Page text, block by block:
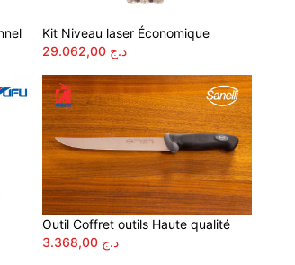
Kit Niveau laser Économique
د.ج
Outil Coffret outils Haute qualité
د.ج